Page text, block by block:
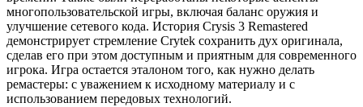
многопользовательской игры, включая баланс оружия и
улучшение сетевого кода. История Crysis 3 Remastered
демонстрирует стремление Crytek сохранить дух оригинала,
сделав его при этом доступным и приятным для современного
игрока. Игра остается эталоном того, как нужно делать
ремастеры: с уважением к исходному материалу и с
использованием передовых технологий.